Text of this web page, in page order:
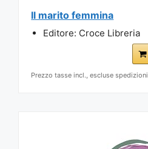
Il marito femmina
Editore: Croce Libreria
Prezzo tasse incl., escluse spedizioni